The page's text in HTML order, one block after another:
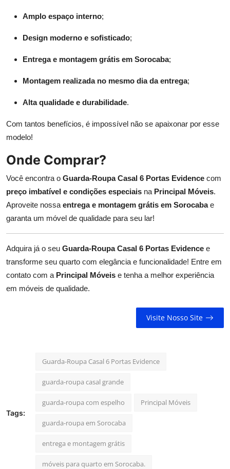
Amplo espaço interno;
Design moderno e sofisticado;
Entrega e montagem grátis em Sorocaba;
Montagem realizada no mesmo dia da entrega;
Alta qualidade e durabilidade.
Com tantos benefícios, é impossível não se apaixonar por esse
modelo!
Onde Comprar?
Você encontra o Guarda-Roupa Casal 6 Portas Evidence com
preço imbatível e condições especiais na Principal Móveis.
Aproveite nossa entrega e montagem grátis em Sorocabae
garanta um móvel de qualidade para seu lar!
Adquira já o seu Guarda-Roupa Casal 6 Portas Evidence e
transforme seu quarto com elegância e funcionalidade! Entre em
contato com a Principal Móveis e tenha a melhor experiência
em móveis de qualidade.
Visite Nosso Site
Tags:
Guarda-Roupa Casal 6 Portas Evidence
guarda-roupa casal grande
guarda-roupa com espelho Principal Móveis
guarda-roupa em Sorocaba
entrega e montagem grátis
móveis para quarto em Sorocaba.